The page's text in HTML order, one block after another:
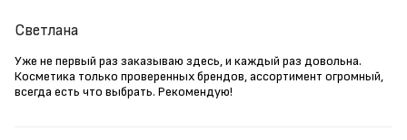
Светлана
Уже не первый раз заказываю здесь, и каждый раз довольна.
Косметика только проверенных брендов, ассортимент огромный,
всегда есть что выбрать. Рекомендую!